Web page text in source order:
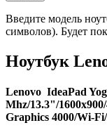
Введите модель
символов). Будет
Ноутбук
Lenovo IdeaPad
Mhz/13.3"/
Graphics 4000/Wi-